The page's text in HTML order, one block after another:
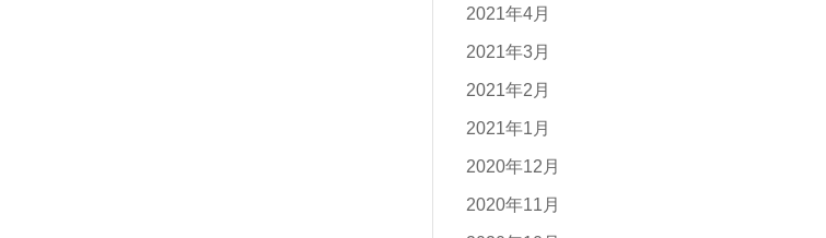
2021年4月
2021年3月
2021年2月
2021年1月
2020年12月
2020年11月